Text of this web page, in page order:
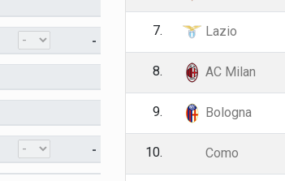
-
-
7. Lazio
8. AC Milan
9. Bologna
10. Como